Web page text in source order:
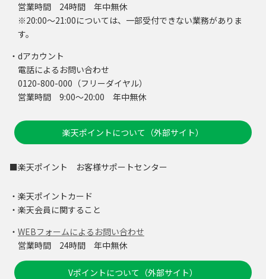
営業時間 24時間 年中無休
※20:00～21:00については、一部受付できない業務がありま
す。
・dアカウント
電話によるお問い合わせ
0120-800-000（フリーダイヤル）
営業時間 9:00～20:00 年中無休
楽天ポイントについて（外部サイト）
■楽天ポイント お客様サポートセンター
・楽天ポイントカード
・楽天会員に関すること
・ WEBフォームによるお問い合わせ
営業時間 24時間 年中無休
Vポイントについて（外部サイト）